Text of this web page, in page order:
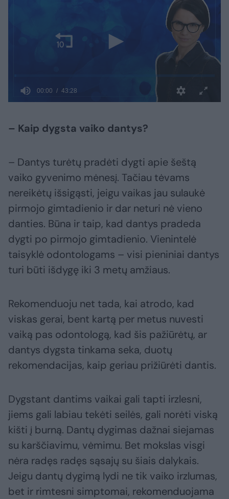
– Kaip dygsta vaiko dantys?
– Dantys turėtų pradėti dygti apie šeštą
vaiko gyvenimo mėnesį. Tačiau tėvams
nereikėtų išsigąsti, jeigu vaikas jau sulaukė
pirmojo gimtadienio ir dar neturi nė vieno
danties. Būna ir taip, kad dantys pradeda
dygti po pirmojo gimtadienio. Vienintelė
taisyklė odontologams – visi pieniniai dantys
turi būti išdygę iki 3 metų amžiaus.
Rekomenduoju net tada, kai atrodo, kad
viskas gerai, bent kartą per metus nuvesti
vaiką pas odontologą, kad šis pažiūrėtų, ar
dantys dygsta tinkama seka, duotų
rekomendacijas, kaip geriau prižiūrėti dantis.
Dygstant dantims vaikai gali tapti irzlesni,
jiems gali labiau tekėti seilės, gali norėti viską
kišti į burną. Dantų dygimas dažnai siejamas
su karščiavimu, vėmimu. Bet mokslas visgi
nėra radęs radęs sąsajų su šiais dalykais.
Jeigu dantų dygimą lydi ne tik vaiko irzlumas,
bet ir rimtesni simptomai, rekomenduojama